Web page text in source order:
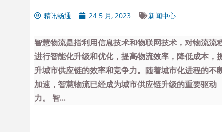
精讯畅通 24 5 月, 2023 新闻中心
智慧物流是指利用信息技术和物联网技术，对物流流
进行智能化升级和优化，提高物流效率，降低成本，
升城市供应链的效率和竞争力。随着城市化进程的不
加速，智慧物流已经成为城市供应链升级的重要驱动
力。 智...